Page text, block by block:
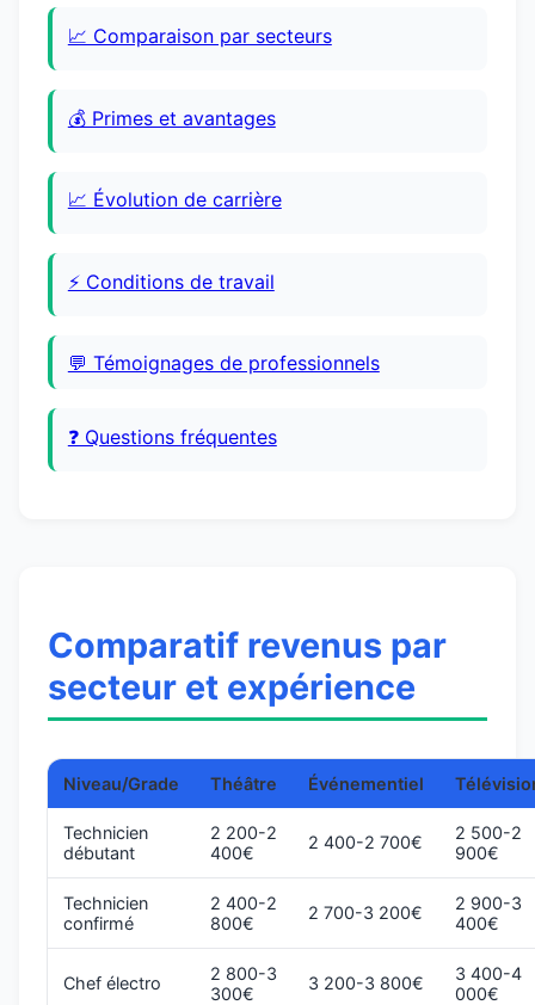
📈 Comparaison par secteurs
💰 Primes et avantages
📈 Évolution de carrière
⚡ Conditions de travail
💬 Témoignages de professionnels
❓ Questions fréquentes
Comparatif revenus par
secteur et expérience
Niveau/Grade Théâtre Événementiel
Technicien
débutant
2 200-2
400€
2 400-2 700€
2 500-2
900€
Technicien
confirmé
2 400-2
800€
2 700-3 200€
2 900-3
400€
Chef électro
2 800-3
300€
3 200-3 800€
3 400-4
000€